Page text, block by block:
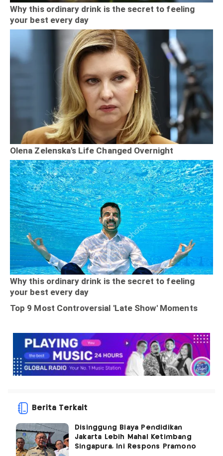
Berita Terkait
Disinggung Biaya Pendidikan
Jakarta Lebih Mahal Ketimbang
Singapura, Ini Respons Pramono